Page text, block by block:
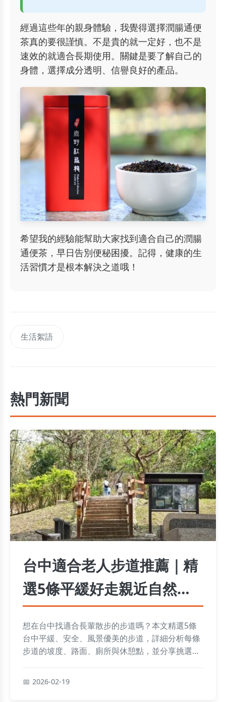
經過這些年的親身體驗，我覺得選擇潤腸通便
茶真的要很謹慎。不是貴的就一定好，也不是
速效的就適合長期使用。關鍵是要了解自己的
身體，選擇成分透明、信譽良好的產品。
希望我的經驗能幫助大家找到適合自己的潤腸
通便茶，早日告別便秘困擾。記得，健康的生
活習慣才是根本解決之道哦！
生活絮語
熱門新聞
台中適合老人步道推薦｜精
選5條平緩好走親近自然路
線
想在台中找適合長輩散步的步道嗎？本文精選5條
台中平緩、安全、風景優美的步道，詳細分析每條
步道的坡度、路面、廁所與休憩點，並分享挑選銀
2026-02-19